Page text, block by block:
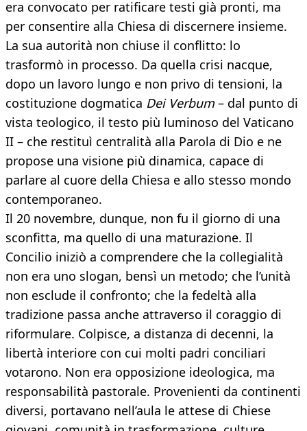
era convocato per ratificare testi già pronti, ma
per consentire alla Chiesa di discernere insieme.
La sua autorità non chiuse il conflitto: lo
trasformò in processo. Da quella crisi nacque,
dopo un lavoro lungo e non privo di tensioni, la
costituzione dogmatica Dei Verbum– dal punto di
vista teologico, il testo più luminoso del Vaticano
II – che restituì centralità alla Parola di Dio e ne
propose una visione più dinamica, capace di
parlare al cuore della Chiesa e allo stesso mondo
contemporaneo.
Il 20 novembre, dunque, non fu il giorno di una
sconfitta, ma quello di una maturazione. Il
Concilio iniziò a comprendere che la collegialità
non era uno slogan, bensì un metodo; che l’unità
non esclude il confronto; che la fedeltà alla
tradizione passa anche attraverso il coraggio di
riformulare. Colpisce, a distanza di decenni, la
libertà interiore con cui molti padri conciliari
votarono. Non era opposizione ideologica, ma
responsabilità pastorale. Provenienti da continenti
diversi, portavano nell’aula le attese di Chiese